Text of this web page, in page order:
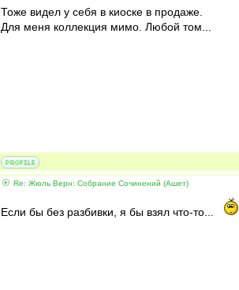
Тоже видел у себя в киоске в продаже.
Для меня коллекция мимо. Любой том...
Re: Жюль Верн: Собрание Сочинений (Ашет)
Если бы без разбивки, я бы взял что-то...